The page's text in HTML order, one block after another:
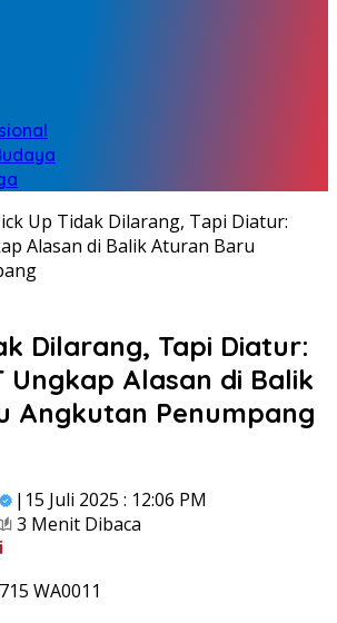
Up Tidak Dilarang, Tapi Diatur:
Alasan di Balik Aturan Baru
Dilarang, Tapi Diatur:
Ungkap Alasan di Balik
Angkutan Penumpang
|15 Juli 2025 : 12:06 PM
3 Menit Dibaca